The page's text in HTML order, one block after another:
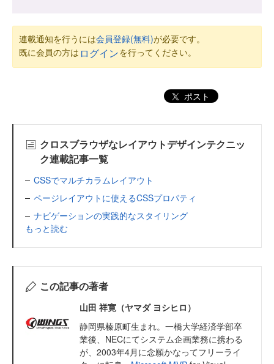
連載通知を行うには会員登録(無料)が必要です。
既に会員の方は ログインを行ってください。
ポスト
クロスブラウザなレイアウトデザインテクニッ
ク連載記事一覧
CSSでマルチカラムレイアウト
ページレイアウトに使えるCSSプロパティ
ナビゲーションの実践的なスタイリング
もっと読む
この記事の著者
山田 祥寛（ヤマダ ヨシヒロ）
静岡県榛原町生まれ。一橋大学経済学部卒
業後、NECにてシステム企画業務に携わる
が、2003年4月に念願かなってフリーライ